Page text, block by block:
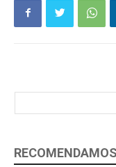
RECOMENDAMOS